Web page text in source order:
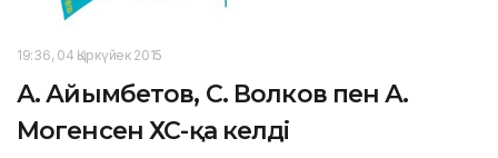
19:36, 04 Қыркүйек 2015
А. Айымбетов, С. Волков пен А.
Могенсен ХҒС-қа келді